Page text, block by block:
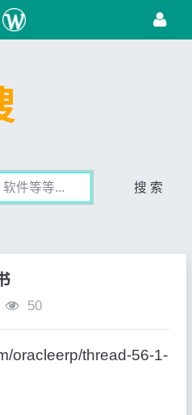
搜 索
50
oracleerp/thread-56-1-